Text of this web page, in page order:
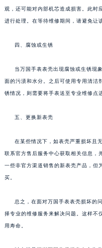
观，还可能对内部机芯造成损害。此时
进行处理。在等待维修期间，请避免让
四、腐蚀或生锈
当万国手表表壳出现腐蚀或生锈现
面的污渍和水分。之后可使用专用清洁
锈情况，则需要将手表送至专业维修点
五、更换新表壳
在某些情况下，如表壳严重损坏且
联系官方售后服务中心获取相关信息，
一些非官方渠道销售的新表壳产品，但
买。
总之，在面对万国手表表壳损坏的
择专业的维修服务来解决问题。这样不
用寿命。